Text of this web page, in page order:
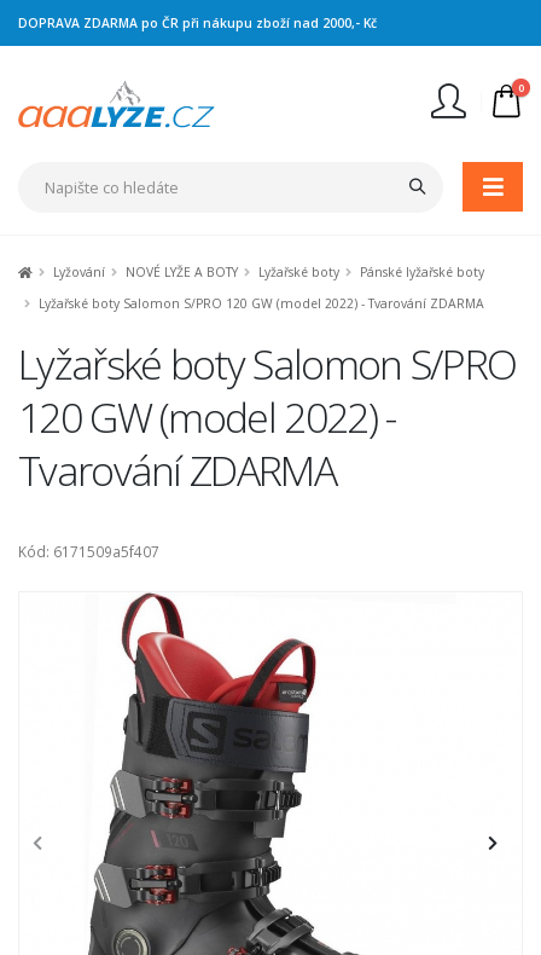
DOPRAVA ZDARMA po ČR při nákupu zboží nad 2000,- Kč
0
Lyžování NOVÉ LYŽE A BOTY Lyžařské boty
Pánské lyžařské boty
Lyžařské boty Salomon S/PRO 120 GW (model 2022) - Tvarování ZDARMA
Lyžařské boty Salomon S/PRO
120 GW (model 2022) -
Tvarování ZDARMA
Kód: 6171509a5f407